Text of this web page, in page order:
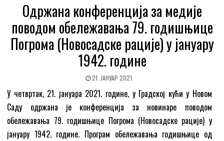
Одржана конференција за медије
поводом обележавања 79. годишњице
Погрома (Новосадске рације) у јануару
1942. године
21. ЈАНУАР 2021.
У четвртак, 21. јануара 2021. године, у Градској кући у Новом
Саду одржана је конференција за новинаре поводом
обележавања 79. годишњице Погрома (Новосадске рације) у
јануару 1942. године. Програм обележавања годишњице од